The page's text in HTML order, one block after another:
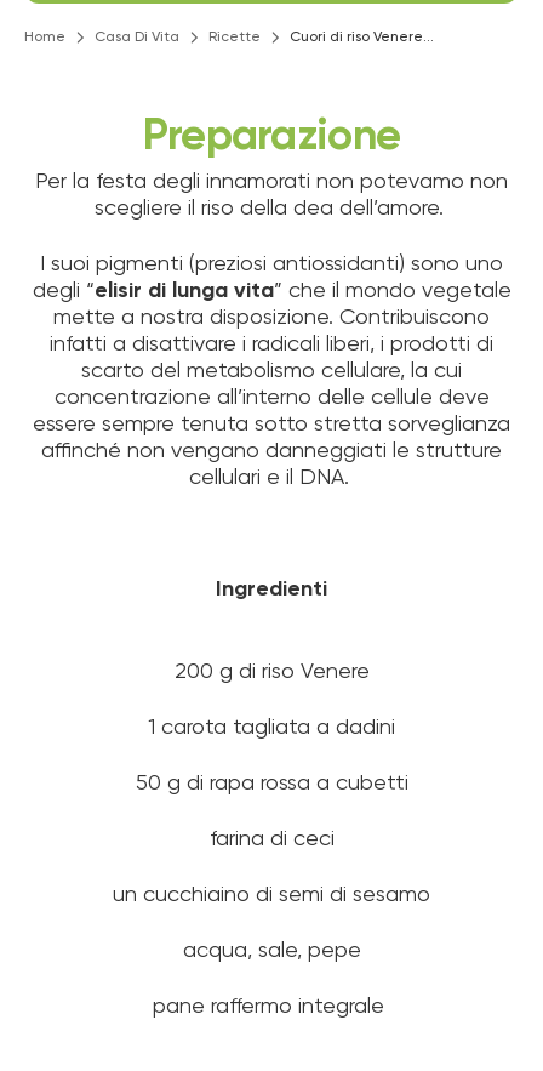
Home Casa Di Vita Ricette Cuori di riso Venere...
Preparazione
Per la festa degli innamorati non potevamo non
scegliere il riso della dea dell’amore.
I suoi pigmenti (preziosi antiossidanti) sono uno
degli “elisir di lunga vita” che il mondo vegetale
mette a nostra disposizione. Contribuiscono
infatti a disattivare i radicali liberi, i prodotti di
scarto del metabolismo cellulare, la cui
concentrazione all’interno delle cellule deve
essere sempre tenuta sotto stretta sorveglianza
affinché non vengano danneggiati le strutture
cellulari e il DNA.
Ingredienti
200 g di riso Venere
1 carota tagliata a dadini
50 g di rapa rossa a cubetti
farina di ceci
un cucchiaino di semi di sesamo
acqua, sale, pepe
pane raffermo integrale